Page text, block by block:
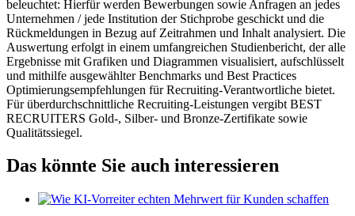
beleuchtet: Hierfür werden Bewerbungen sowie Anfragen an jedes
Unternehmen / jede Institution der Stichprobe geschickt und die
Rückmeldungen in Bezug auf Zeitrahmen und Inhalt analysiert. Die
Auswertung erfolgt in einem umfangreichen Studienbericht, der alle
Ergebnisse mit Grafiken und Diagrammen visualisiert, aufschlüsselt
und mithilfe ausgewählter Benchmarks und Best Practices
Optimierungsempfehlungen für Recruiting-Verantwortliche bietet.
Für überdurchschnittliche Recruiting-Leistungen vergibt BEST
RECRUITERS Gold-, Silber- und Bronze-Zertifikate sowie
Qualitätssiegel.
Das könnte Sie auch interessieren